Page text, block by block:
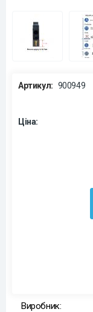
Артикул: 900949
Ціна:
Виробник: